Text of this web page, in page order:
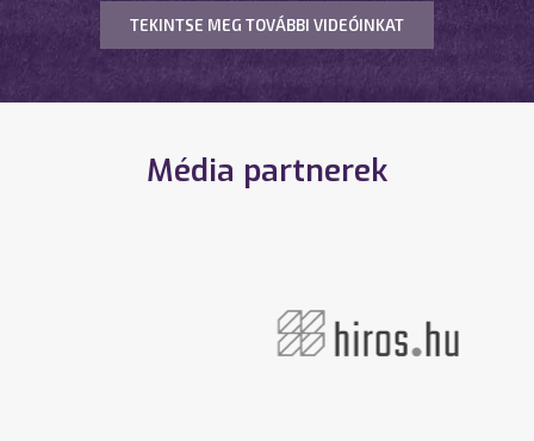
TEKINTSE MEG TOVÁBBI VIDEÓINKAT
Média partnerek